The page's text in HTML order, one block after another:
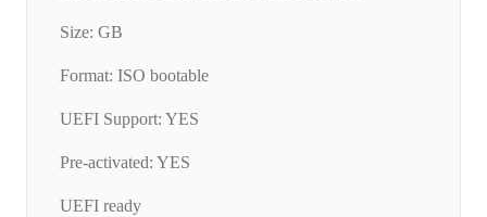
Size: GB
Format: ISO bootable
UEFI Support: YES
Pre-activated: YES
UEFI ready